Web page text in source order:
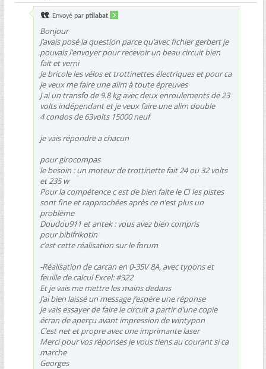
Envoyé par ptilabat
Bonjour
J’avais posé la question parce qu’avec fichier gerbert je
pouvais l’envoyer pour recevoir un beau circuit bien
fait et verni
Je bricole les vélos et trottinettes électriques et pour ca
je veux me faire une alim à toute épreuves
J ai un transfo de 9.8 kg avec deux enroulements de 23
volts indépendant et je veux faire une alim double
4 condos de 63volts 15000 neuf
je vais répondre a chacun
pour girocompas
le besoin : un moteur de trottinette fait 24 ou 32 volts
et 235 w
Pour la compétence c est de bien faite le CI les pistes
sont fine et rapprochées après ce n’est plus un
problème
Doudou911 et antek : vous avez bien compris
pour bibifrikotin
c’est cette réalisation sur le forum
-Réalisation de carcan en 0-35V 8A, avec typons et
feuille de calcul Excel: #322
Et je vais me mettre les mains dedans
J’ai bien laissé un message j’espère une réponse
Je vais essayer de faire le circuit a partir d’une copie
écran de aperçu avant impression de wintypon
C’est net et propre avec une imprimante laser
Merci pour vos réponses je vous tiens au courant si ca
marche
Georges